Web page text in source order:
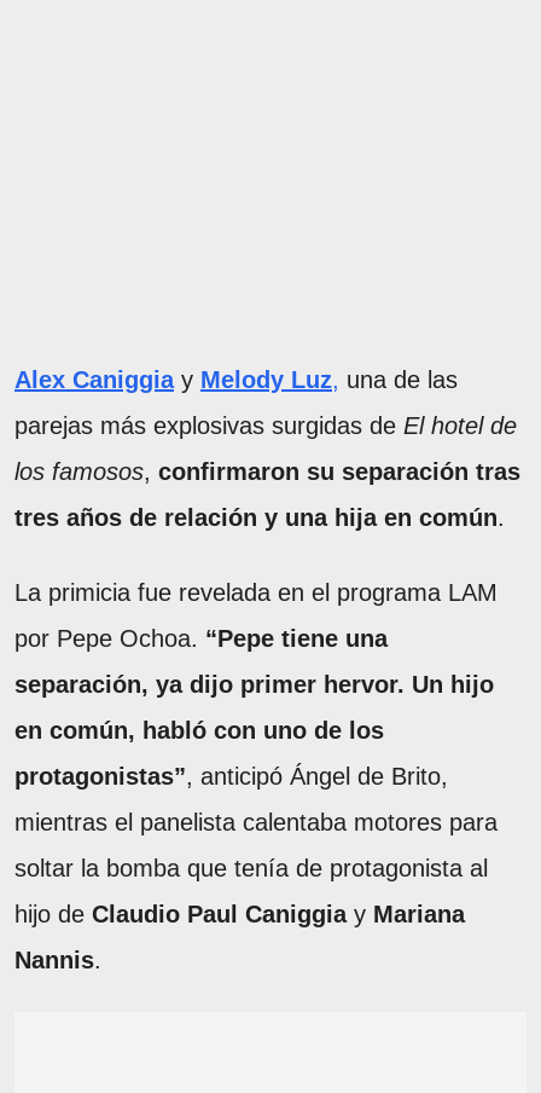
Alex Caniggiay Melody Luz, una de las
parejas más explosivas surgidas de El hotel de
los famosos, confirmaron su separación tras
tres años de relación y una hija en común.
La primicia fue revelada en el programa LAM
por Pepe Ochoa. “Pepe tiene una
separación, ya dijo primer hervor. Un hijo
en común, habló con uno de los
protagonistas”, anticipó Ángel de Brito,
mientras el panelista calentaba motores para
soltar la bomba que tenía de protagonista al
hijo de Claudio Paul Caniggia y Mariana
Nannis.